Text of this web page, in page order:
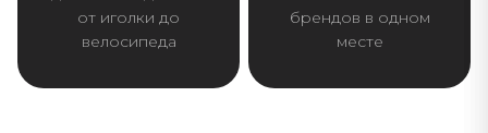
от иголки до
велосипеда
брендов в одном
месте